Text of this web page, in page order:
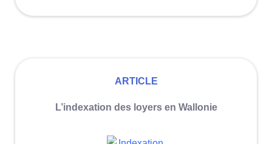
ARTICLE
L’indexation des loyers en Wallonie